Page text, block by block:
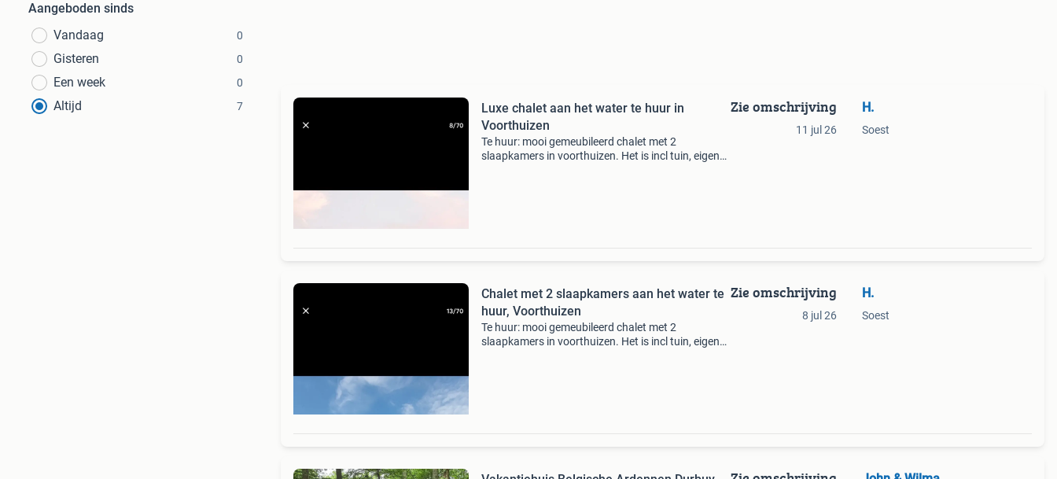
Aangeboden sinds
Vandaag
0
Gisteren 0
Een week 0
Altijd 7
Luxe chalet aan het water te huur in
Voorthuizen
Te huur: mooi gemeubileerd chalet met 2
slaapkamers in voorthuizen. Het is incl tuin, eigen
Zie omschrijving
11 jul 26
H.
Soest
Chalet met 2 slaapkamers aan het water te
huur, Voorthuizen
Te huur: mooi gemeubileerd chalet met 2
slaapkamers in voorthuizen. Het is incl tuin, eigen
Zie omschrijving
8 jul 26
H.
Soest